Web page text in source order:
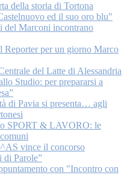
della storia di Tortona
ed il suo oro blu"
del Marconi incontrano
Reporter per un giorno Marco
del Latte di Alessandria
Studio: per prepararsi a
di Pavia si presenta… agli
SPORT & LAVORO: le
vince il concorso
Parole”
con "Incontro con